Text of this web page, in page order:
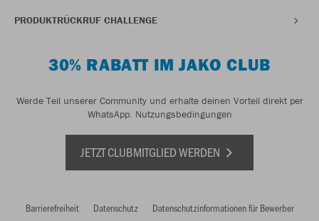
PRODUKTRÜCKRUF CHALLENGE
30% RABATT IM JAKO CLUB
Werde Teil unserer Community und erhalte deinen Vorteil direkt per
WhatsApp. Nutzungsbedingungen
JETZT CLUBMITGLIED WERDEN
Barrierefreiheit Datenschutz
Datenschutzinformationen für Bewerber